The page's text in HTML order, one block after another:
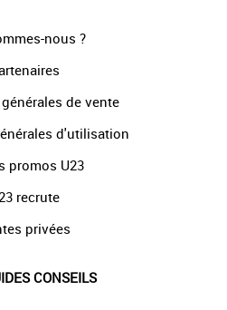
nous ?
de vente
d'utilisation
promos U23
recrute
privées
CONSEILS